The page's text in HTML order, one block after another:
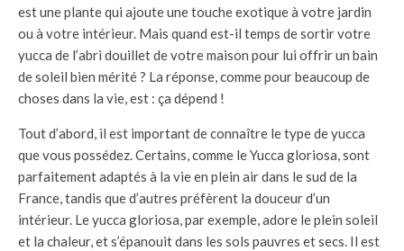
est une plante qui ajoute une touche exotique à votre jardin
ou à votre intérieur. Mais quand est-il temps de sortir votre
yucca de l’abri douillet de votre maison pour lui offrir un bain
de soleil bien mérité ? La réponse, comme pour beaucoup de
choses dans la vie, est : ça dépend !
Tout d’abord, il est important de connaître le type de yucca
que vous possédez. Certains, comme le Yucca gloriosa, sont
parfaitement adaptés à la vie en plein air dans le sud de la
France, tandis que d’autres préfèrent la douceur d’un
intérieur. Le yucca gloriosa, par exemple, adore le plein soleil
et la chaleur, et s’épanouit dans les sols pauvres et secs. Il est